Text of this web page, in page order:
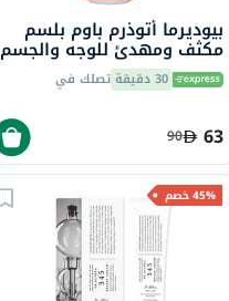
بيوديرما أتوذرم باوم بلسم
مكثف ومهدئ للوجه والجسم
500 مل 30 دقيقة تصلك في
63
90
45% خصم